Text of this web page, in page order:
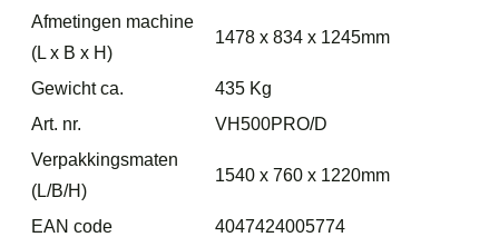
Afmetingen machine
(L x B x H)
1478 x 834 x 1245mm
Gewicht ca.
435 Kg
Art. nr.
VH500PRO/D
Verpakkingsmaten
(L/B/H)
1540 x 760 x 1220mm
EAN code 4047424005774